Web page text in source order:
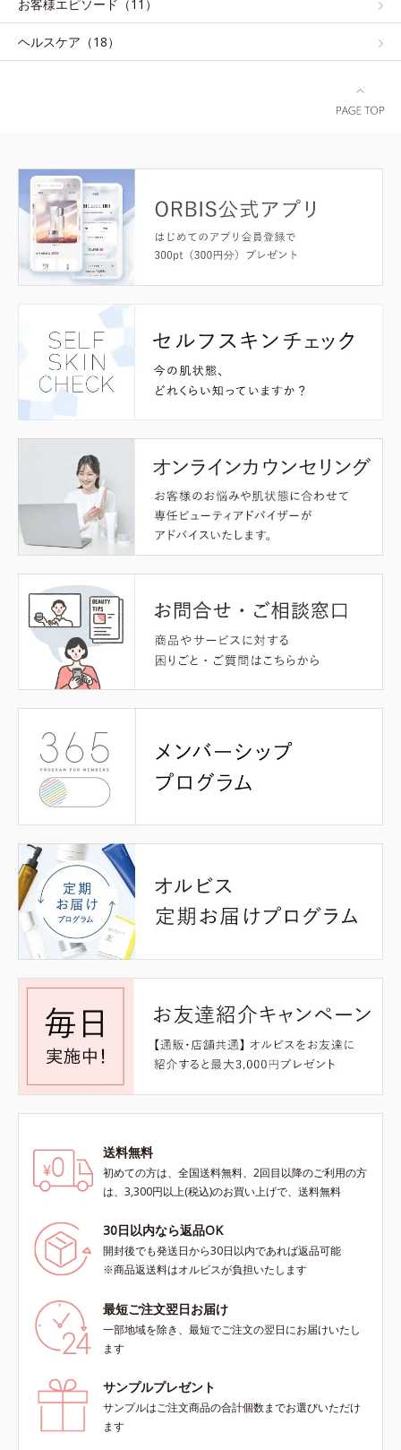
お客様エピソード（11）
ヘルスケア（18）
送料無料
初めての方は、全国送料無料、2回目以降のご利用の方
は、3,300円以上(税込)のお買い上げで、送料無料
30日以内なら返品OK
開封後でも発送日から30日以内であれば返品可能
※商品返送料はオルビスが負担いたします
最短ご注文翌日お届け
一部地域を除き、最短でご注文の翌日にお届けいたし
ます
サンプルプレゼント
サンプルはご注文商品の合計個数までお選びいただけ
ます